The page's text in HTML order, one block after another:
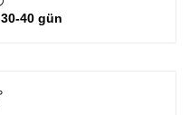
30-40 gün